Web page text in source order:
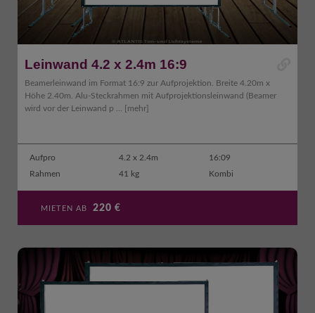
Leinwand 4.2 x 2.4m 16:9
Beamerleinwand im Format 16:9 zur Aufprojektion. Breite 4.20m x
Höhe 2.40m. Alu-Steckrahmen mit Aufprojektionsleinwand (Beamer
wird vor der Leinwand p ...
[mehr]
Aufpro 4.2 x 2.4m
16:09
Rahmen
41 kg Kombi
MIETEN AB 220 €